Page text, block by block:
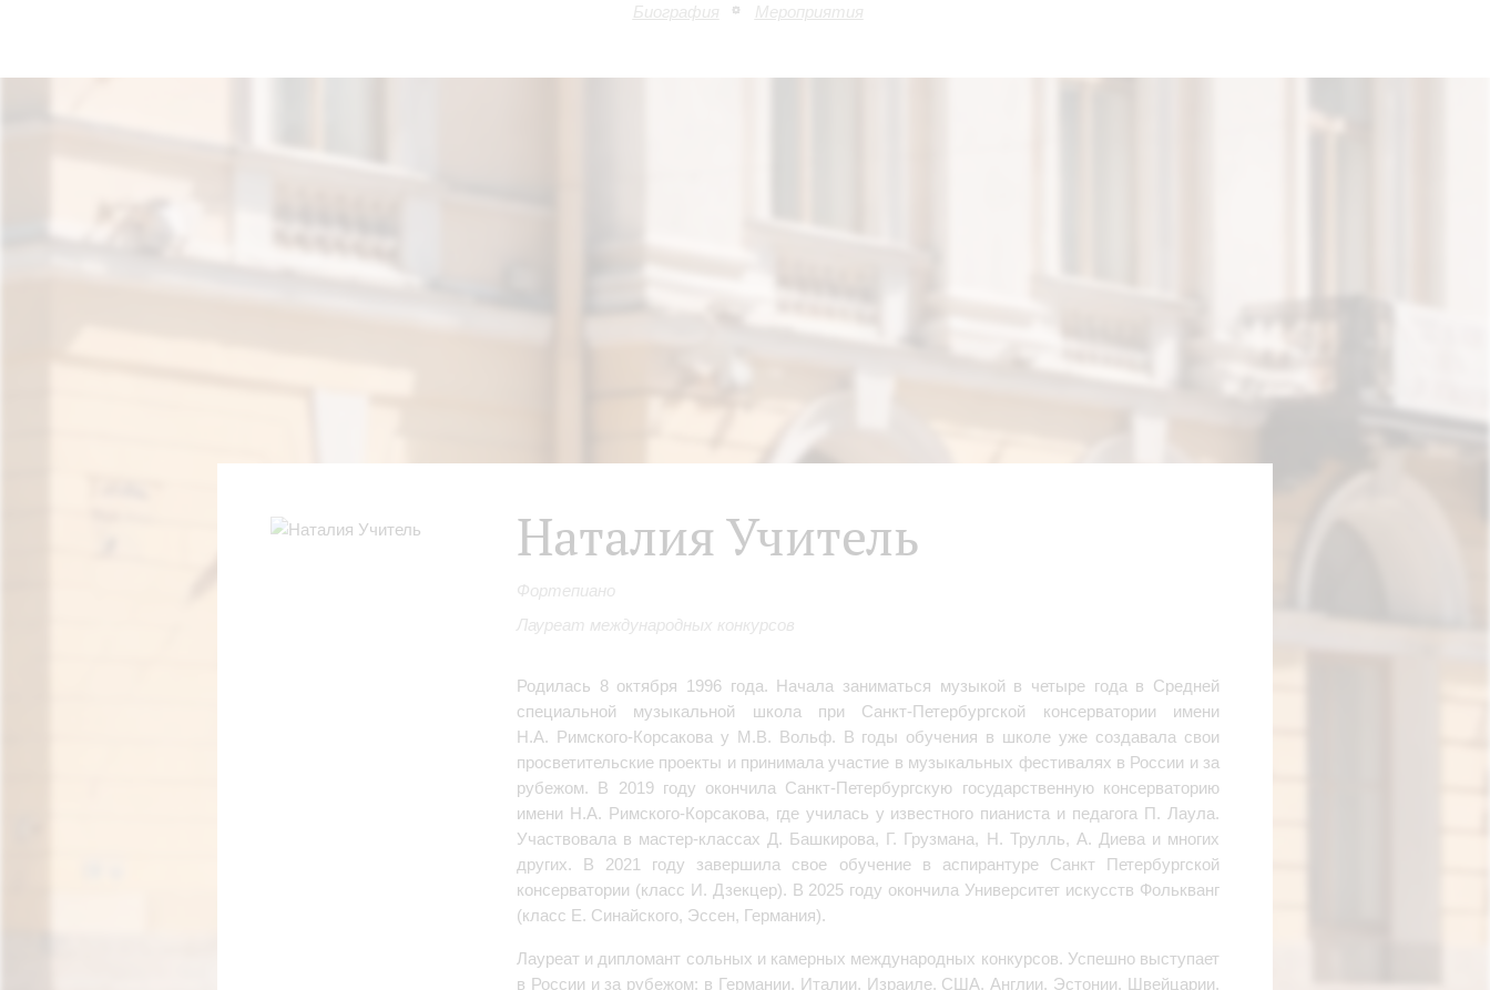
Биография Мероприятия
Наталия Учитель
Фортепиано
Лауреат международных конкурсов
Родилась 8 октября 1996 года. Начала заниматься музыкой в четыре года в Средней
специальной музыкальной школа при Санкт-Петербургской консерватории имени
Н.А. Римского-Корсакова у М.В. Вольф. В годы обучения в школе уже создавала свои
просветительские проекты и принимала участие в музыкальных фестивалях в России и за
рубежом. В 2019 году окончила Санкт-Петербургскую государственную консерваторию
имени Н.А. Римского-Корсакова, где училась у известного пианиста и педагога П. Лаула.
Участвовала в мастер-классах Д. Башкирова, Г. Грузмана, Н. Трулль, А. Диева и многих
других. В 2021 году завершила свое обучение в аспирантуре Санкт Петербургской
консерватории (класс И. Дзекцер). В 2025 году окончила Университет искусств Фолькванг
(класс Е. Синайского, Эссен, Германия).
Лауреат и дипломант сольных и камерных международных конкурсов. Успешно выступает
в России и за рубежом: в Германии, Италии, Израиле, США, Англии, Эстонии, Швейцарии,